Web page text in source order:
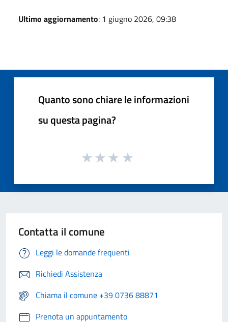
Ultimo aggiornamento: 1 giugno 2026, 09:38
Quanto sono chiare le informazioni
su questa pagina?
Contatta il comune
Leggi le domande frequenti
Richiedi Assistenza
Chiama il comune +39 0736 88871
Prenota un appuntamento